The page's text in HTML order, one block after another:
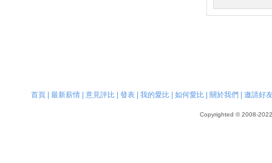
首頁| 最新薪情| 意見評比| 發表| 我的愛比| 如何愛比| 關於我們 邀請好
Copyrighted © 2008-